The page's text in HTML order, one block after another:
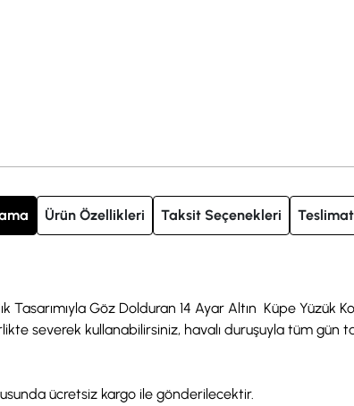
Ürün Özellikleri Taksit Seçenekleri
Tasarımıyla Göz Dolduran 14 Ayar Altın Küpe Yüzük
severek kullanabilirsiniz, havalı duruşuyla tüm gün
ücretsiz kargo ile gönderilecektir.